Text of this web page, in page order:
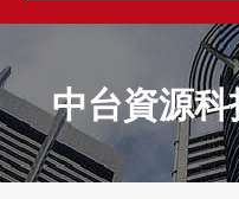
中台資源科